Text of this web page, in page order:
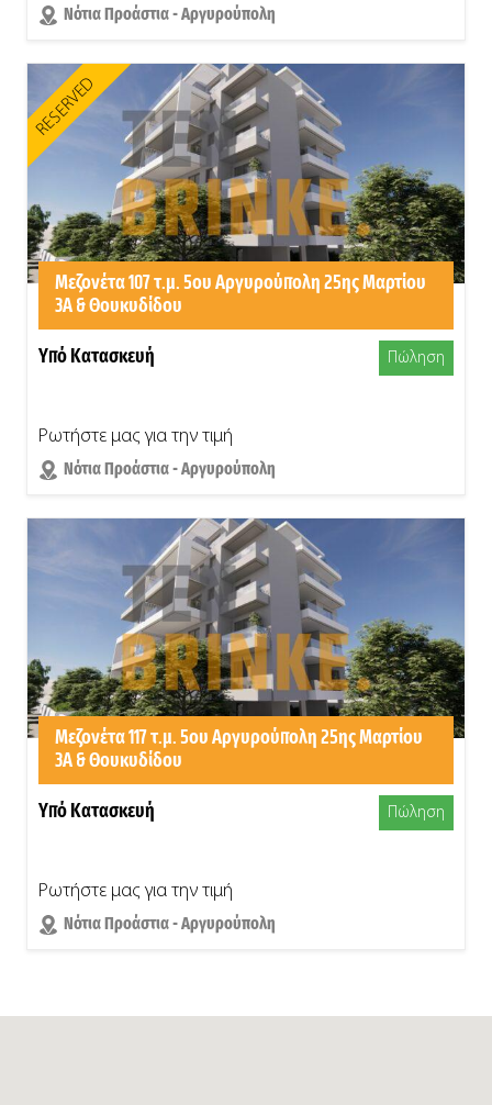
Νότια Προάστια - Αργυρούπολη
RESERVED
Μεζονέτα 107 τ.μ. 5ου Αργυρούπολη 25ης Μαρτίου
3Α & Θουκυδίδου
Υπό Κατασκευή
Πώληση
Ρωτήστε μας για την τιμή
Νότια Προάστια - Αργυρούπολη
Μεζονέτα 117 τ.μ. 5ου Αργυρούπολη 25ης Μαρτίου
3Α & Θουκυδίδου
Υπό Κατασκευή
Πώληση
Ρωτήστε μας για την τιμή
Νότια Προάστια - Αργυρούπολη